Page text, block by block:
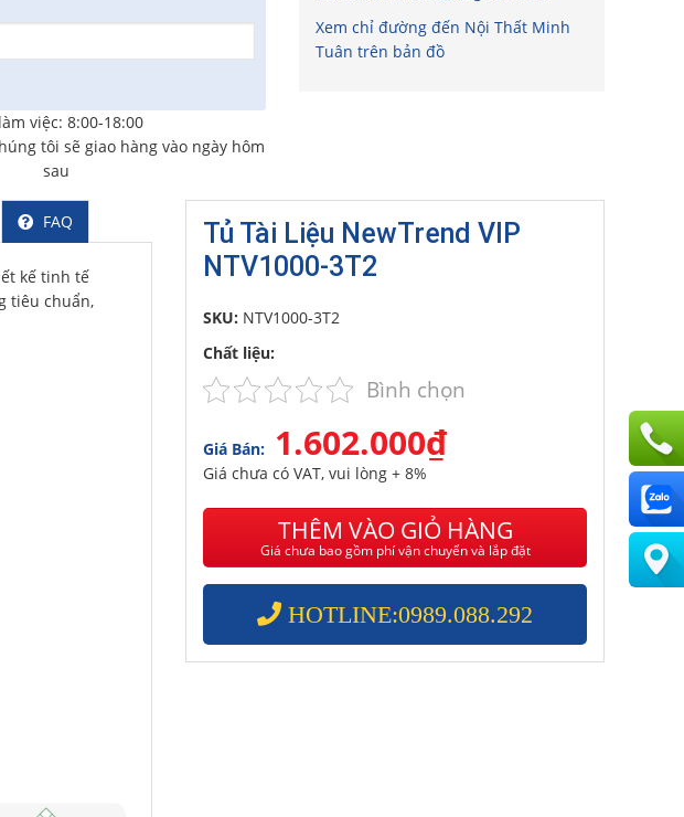
việc: 8:00-18:00
tôi sẽ giao hàng vào ngày hôm
sau
Xem chỉ đường đến Nội Thất Minh
Tuân trên bản đồ
FAQ
kế tinh tế
tiêu chuẩn,
Tủ Tài Liệu NewTrend VIP
NTV1000-3T2
SKU: NTV1000-3T2
Chất liệu:
Bình chọn
Giá Bán: 1.602.000₫
Giá chưa có VAT, vui lòng + 8%
THÊM VÀO GIỎ HÀNG
Giá chưa bao gồm phí vận chuyển và lắp đặt
HOTLINE:0989.088.292